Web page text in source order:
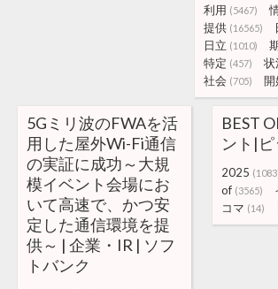
利用 (5467)
提供 (16565)
日立 (1010)
特定 (457) 状
社会 (705) 開
5Gミリ波のFWAを活
用した屋外Wi-Fi通信
の実証に成功～大規
模イベント会場にお
いて高速で、かつ安
定した通信環境を提
供～ | 企業・IR | ソフ
トバンク
BEST
ント|
2025
of (3565)
コマ (14)